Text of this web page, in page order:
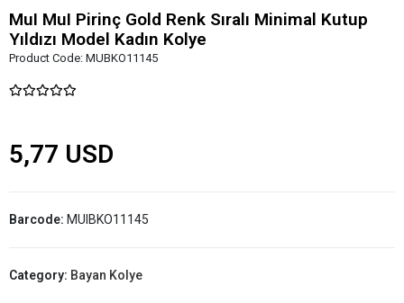
MuI MuI Pirinç Gold Renk Sıralı Minimal Kutup
Yıldızı Model Kadın Kolye
Product Code: MUBKO11145
5,77 USD
Barcode: MUIBKO11145
Category: Bayan Kolye